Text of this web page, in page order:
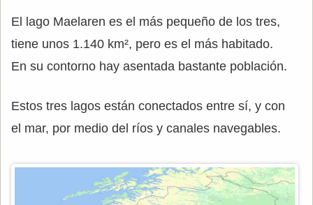
El lago Maelaren es el más pequeño de los tres,
tiene unos 1.140 km², pero es el más habitado.
En su contorno hay asentada bastante población.
Estos tres lagos están conectados entre sí, y con
el mar, por medio del ríos y canales navegables.